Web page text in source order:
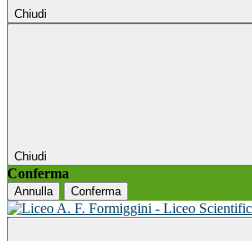
Chiudi
Chiudi
Conferma
Annulla Conferma